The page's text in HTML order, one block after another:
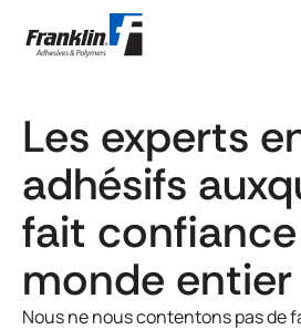
Les experts
adhésifs
fait
monde entier
Nous ne nous contentons pas de